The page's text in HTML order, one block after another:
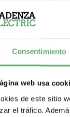
Consentimiento
web usa
de este sitio
el tráfico.